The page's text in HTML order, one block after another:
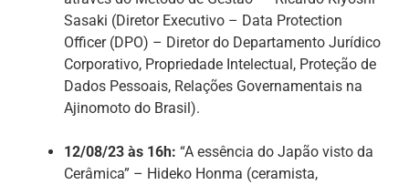
Sasaki (Diretor Executivo – Data Protection
Officer (DPO) – Diretor do Departamento Jurídico
Corporativo, Propriedade Intelectual, Proteção de
Dados Pessoais, Relações Governamentais na
Ajinomoto do Brasil).
12/08/23 às 16h: “A essência do Japão visto da
Cerâmica” – Hideko Honma (ceramista,